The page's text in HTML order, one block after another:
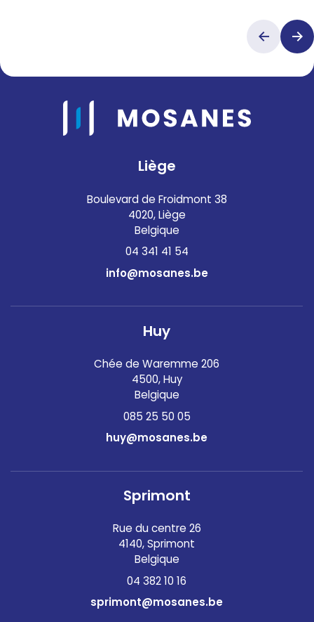
Liège
Boulevard de Froidmont 38
4020, Liège
Belgique
04 341 41 54
info@mosanes.be
Huy
Chée de Waremme 206
4500, Huy
Belgique
085 25 50 05
huy@mosanes.be
Sprimont
Rue du centre 26
4140, Sprimont
Belgique
04 382 10 16
sprimont@mosanes.be